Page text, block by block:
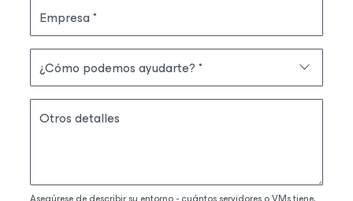
Empresa
¿Cómo podemos ayudarte?
Otros detalles